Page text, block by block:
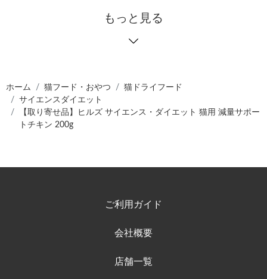
もっと見る
ホーム 猫フード・おやつ
猫ドライフード
サイエンスダイエット
【取り寄せ品】ヒルズ サイエンス・ダイエット 猫用 減量サポー
トチキン 200g
ご利用ガイド
会社概要
店舗一覧